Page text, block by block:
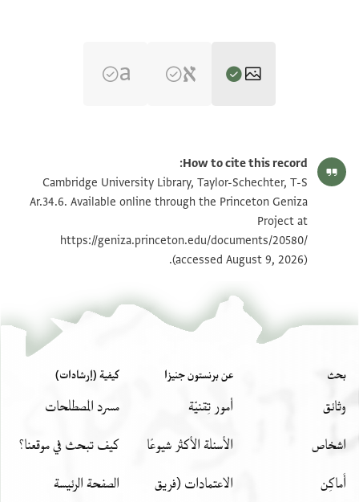
T-S Ar.34.6 1v تكبير و تدوير
بيان أذونات الصورة
How to cite this record:
Cambridge University Library, Taylor-Schechter, T-S
Ar.34.6. Available online through the Princeton Geniza
Project at
https://geniza.princeton.edu/documents/20580/
(accessed August 9, 2026).
بحث
وثائق
اشخاص
أَماكِن
عن برنستون جنيزا
أمور تِقنيّة
الأسئلة الأكثر شيوعًا
الاعتمادات (فريق
كيفية (إرشادات)
مسرد المصطلحات
كيف تبحث في موقعنا؟
الصفحة الرئيسة